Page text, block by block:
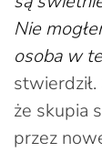
Nie
osoba w
że skupia
przez